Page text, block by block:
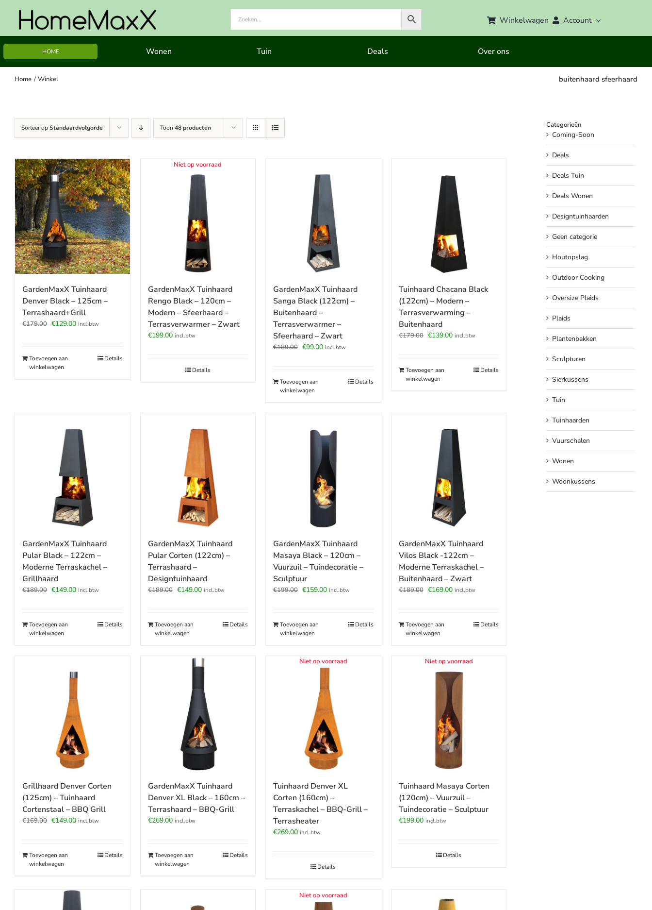
Winkelwagen Account
HOME Wonen Tuin Deals Over ons
buitenhaard sfeerhaard
Home Winkel
Sorteer opStandaardvolgorde Toon 48 producten
GardenMaxX Tuinhaard
Denver Black – 125cm –
Terrashaard+Grill
€179.00 Oorspronkelijke
€129.00Huidige
€129.00.
incl.btw
Toevoegen aan
winkelwagen
Details
Niet op voorraad
GardenMaxX Tuinhaard
Rengo Black – 120cm –
Modern – Sfeerhaard –
Terrasverwarmer – Zwart
€199.00 incl.btw
Details
GardenMaxX Tuinhaard
Sanga Black (122cm) –
Buitenhaard –
Terrasverwarmer –
Sfeerhaard – Zwart
€189.00 Oorspronkelijke
€99.00Huidige
incl.btw
Toevoegen aan
winkelwagen
Details
Tuinhaard Chacana Black
(122cm) – Modern –
Terrasverwarming –
Buitenhaard
€179.00 Oorspronkelijke
€139.00Huidige
€139.00.
incl.btw
Toevoegen aan
winkelwagen
Details
GardenMaxX Tuinhaard
Pular Black – 122cm –
Moderne Terraskachel –
Grillhaard
€189.00 Oorspronkelijke
€149.00Huidige
€149.00.
incl.btw
Toevoegen aan
winkelwagen
Details
GardenMaxX Tuinhaard
Pular Corten (122cm) –
Terrashaard –
Designtuinhaard
€189.00 Oorspronkelijke
€149.00Huidige
€149.00.
incl.btw
Toevoegen aan
winkelwagen
Details
GardenMaxX Tuinhaard
Masaya Black – 120cm –
Vuurzuil – Tuindecoratie –
Sculptuur
€199.00 Oorspronkelijke
€159.00Huidige
€159.00.
incl.btw
Toevoegen aan
winkelwagen
Details
GardenMaxX Tuinhaard
Vilos Black -122cm –
Moderne Terraskachel –
Buitenhaard – Zwart
€189.00 Oorspronkelijke
€169.00Huidige
€169.00.
incl.btw
Toevoegen aan
winkelwagen
Details
Grillhaard Denver Corten
(125cm) – Tuinhaard
Cortenstaal – BBQ Grill
€169.00 Oorspronkelijke
€149.00Huidige
€149.00.
incl.btw
Toevoegen aan
winkelwagen
Details
GardenMaxX Tuinhaard
Denver XL Black – 160cm –
Terrashaard – BBQ-Grill
€269.00 incl.btw
Toevoegen aan
winkelwagen
Details
Niet op voorraad
Tuinhaard Denver XL
Corten (160cm) –
Terraskachel – BBQ-Grill –
Terrasheater
€269.00 incl.btw
Details
Niet op voorraad
Tuinhaard Masaya Corten
(120cm) – Vuurzuil –
Tuindecoratie – Sculptuur
€199.00 incl.btw
Details
Niet op voorraad
Categorieën
Coming-Soon
Deals
Deals Tuin
Deals Wonen
Designtuinhaarden
Geen categorie
Houtopslag
Outdoor Cooking
Oversize Plaids
Plaids
Plantenbakken
Sculpturen
Sierkussens
Tuin
Tuinhaarden
Vuurschalen
Wonen
Woonkussens